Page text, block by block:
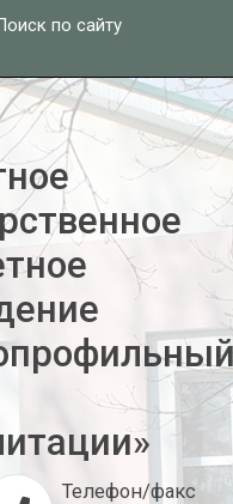
по сайту
Телефон/факс